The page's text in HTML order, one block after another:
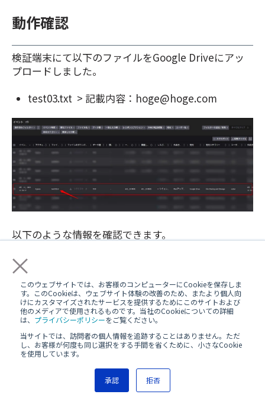
×
このウェブサイトでは、お客様のコンピューターにCookieを保存しま
す。このCookieは、ウェブサイト体験の改善のため、またより個人向
けにカスタマイズされたサービスを提供するためにこのサイトおよび
他のメディアで使用されるものです。当社のCookieについての詳細
は、 プライバシーポリシーをご覧ください。
当サイトでは、訪問者の個人情報を追跡することはありません。ただ
し、お客様が何度も同じ選択をする手間を省くために、小さなCookie
を使用しています。
承認 拒否
動作確認
検証端末にて以下のファイルをGoogle Driveにアッ
プロードしました。
test03.txt > 記載内容：hoge@hoge.com
以下のような情報を確認できます。
ク、宛先：Google Drive、宛先パス、データ：
test03.txt、このファイルで検知されたコンテ
ンツパターン：Email Address